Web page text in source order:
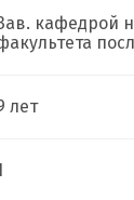
кафедрой
лет